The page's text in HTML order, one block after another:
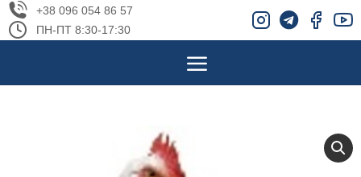
+38 096 054 86 57
ПН-ПТ 8:30-17:30